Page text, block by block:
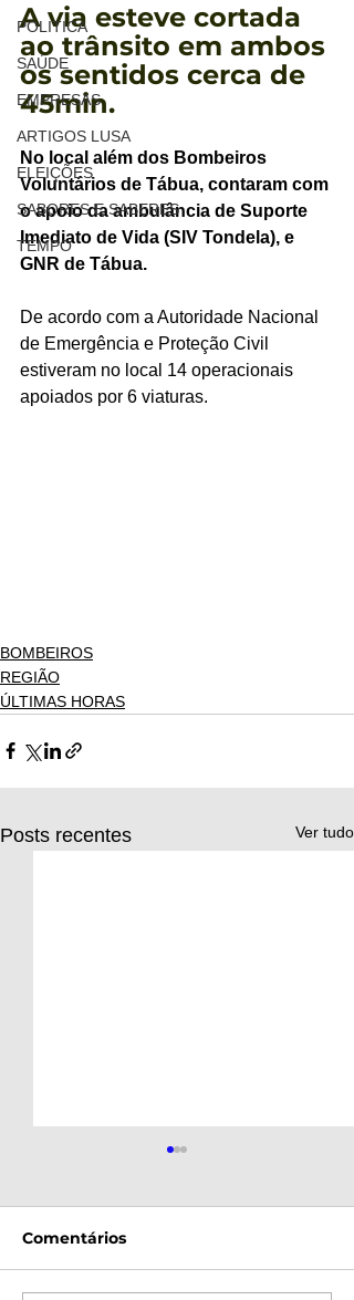
POLITICA
SAÚDE
EMPRESAS
ARTIGOS LUSA
ELEIÇÕES
SABORES E SABERES
TEMPO
A via esteve cortada
ao trânsito em ambos
os sentidos cerca de
45min.
No local além dos Bombeiros
Voluntários de Tábua, contaram com
o apoio da ambulância de Suporte
Imediato de Vida (SIV Tondela), e
GNR de Tábua.
De acordo com a Autoridade Nacional
de Emergência e Proteção Civil
estiveram no local 14 operacionais
apoiados por 6 viaturas.
BOMBEIROS
REGIÃO
ÚLTIMAS HORAS
Posts recentes Ver tudo
Comentários